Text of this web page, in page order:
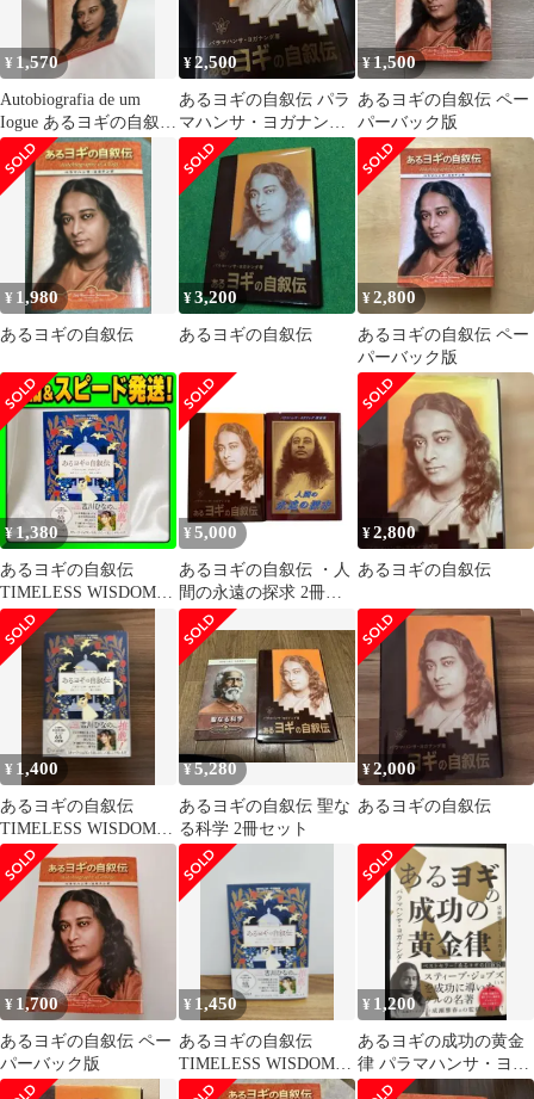
¥ 1,570
Autobiografia de um
Iogue あるヨギの自叙
伝 ポルトガル
¥2,500
あるヨギの自叙伝 パラ
マハンサ・ヨガナンダ
著
¥1,500
あるヨギの自叙伝 ペー
パーバック版
¥ 1,980
あるヨギの自叙伝
¥3,200
あるヨギの自叙伝
¥2,800
あるヨギの自叙伝 ペー
パーバック版
¥1,380
あるヨギの自叙伝
TIMELESS WISDOM
人生をひらく古典の知
恵
¥5,000
あるヨギの自叙伝 ・人
間の永遠の探求 2冊セ
ット パラマハンサ・
ヨガナンダ 著
¥2,800
あるヨギの自叙伝
¥ 1,400
あるヨギの自叙伝
TIMELESS WISDOM
人生をひらく古典の知
恵
¥5,280
あるヨギの自叙伝 聖な
る科学 2冊セット
¥2,000
あるヨギの自叙伝
¥ 1,700
あるヨギの自叙伝 ペー
パーバック版
¥ 1,450
あるヨギの自叙伝
TIMELESS WISDOM
人生をひらく古典の知
¥ 1,200
あるヨギの成功の黄金
律 パラマハンサ・ヨガ
ナンダ